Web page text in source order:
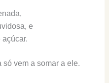
e
vem a somar a ele.